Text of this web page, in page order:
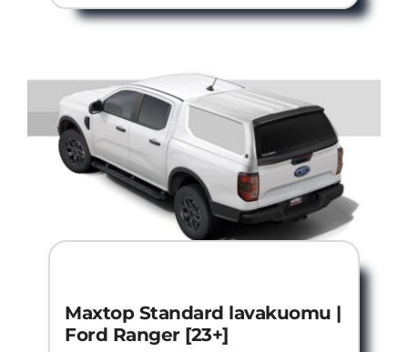
Maxtop Standard lavakuomu |
Ford Ranger [23+]